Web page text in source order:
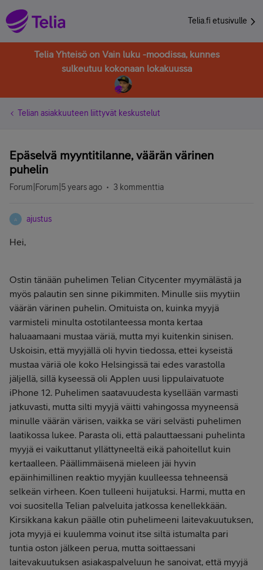
Telia.fi etusivulle
Telia Yhteisö on Vain luku -moodissa, kunnes
sulkeutuu kokonaan lokakuussa
Telian asiakkuuteen liittyvät keskustelut
Epäselvä myyntitilanne, väärän värinen
puhelin
Forum|Forum|5 years ago 3 kommenttia
A ajustus
Hei,
Ostin tänään puhelimen Telian Citycenter myymälästä ja
myös palautin sen sinne pikimmiten. Minulle siis myytiin
väärän värinen puhelin. Omituista on, kuinka myyjä
varmisteli minulta ostotilanteessa monta kertaa
haluaamaani mustaa väriä, mutta myi kuitenkin sinisen.
Uskoisin, että myyjällä oli hyvin tiedossa, ettei kyseistä
mustaa väriä ole koko Helsingissä tai edes varastolla
jäljellä, sillä kyseessä oli Applen uusi lippulaivatuote
iPhone 12. Puhelimen saatavuudesta kysellään varmasti
jatkuvasti, mutta silti myyjä väitti vahingossa myyneensä
minulle väärän värisen, vaikka se väri selvästi puhelimen
laatikossa lukee. Parasta oli, että palauttaessani puhelinta
myyjä ei vaikuttanut yllättyneeltä eikä pahoitellut kuin
kertaalleen. Päällimmäisenä mieleen jäi hyvin
epäinhimillinen reaktio myyjän kuulleessa tehneensä
selkeän virheen. Koen tulleeni huijatuksi. Harmi, mutta en
voi suositella Telian palveluita jatkossa kenellekkään.
Kirsikkana kakun päälle otin puhelimeeni laitevakuutuksen,
jota myyjä ei kuulemma voinut itse siltä istumalta pari
tuntia oston jälkeen perua, mutta soittaessani
laitevakuutuksen asiakaspalveluun he sanoivat, että myyjä